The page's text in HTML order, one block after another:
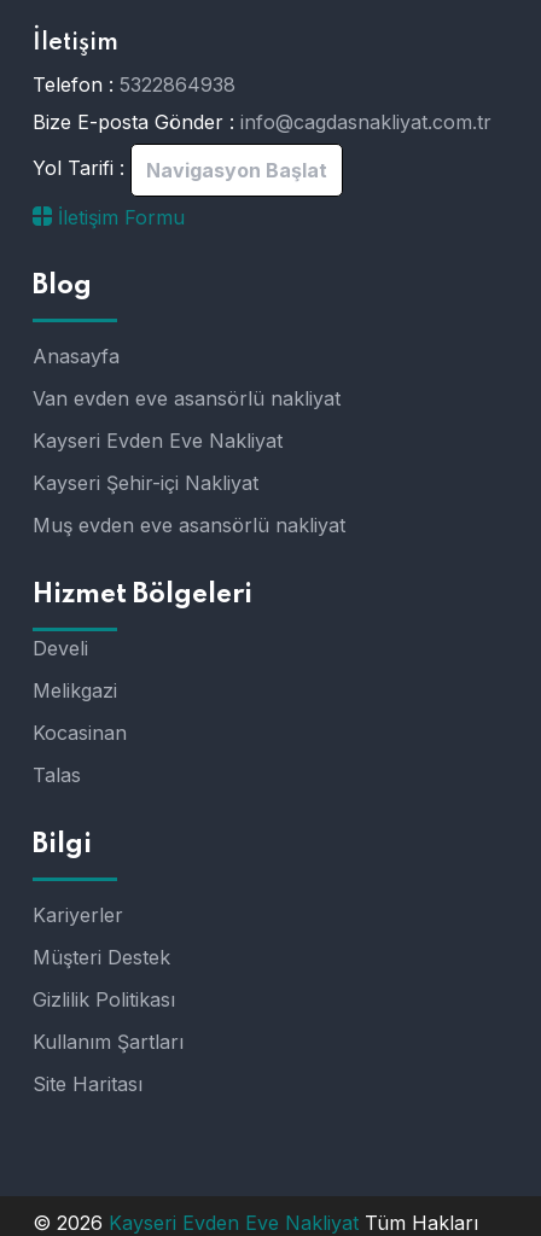
İletişim
Telefon : 5322864938
Bize E-posta Gönder : info@cagdasnakliyat.com.tr
Yol Tarifi :
Navigasyon Başlat
İletişim Formu
Blog
Anasayfa
Van evden eve asansörlü nakliyat
Kayseri Evden Eve Nakliyat
Kayseri Şehir-içi Nakliyat
Muş evden eve asansörlü nakliyat
Hizmet Bölgeleri
Develi
Melikgazi
Kocasinan
Talas
Bilgi
Kariyerler
Müşteri Destek
Gizlilik Politikası
Kullanım Şartları
Site Haritası
© 2026 Kayseri Evden Eve Nakliyat Tüm Hakları